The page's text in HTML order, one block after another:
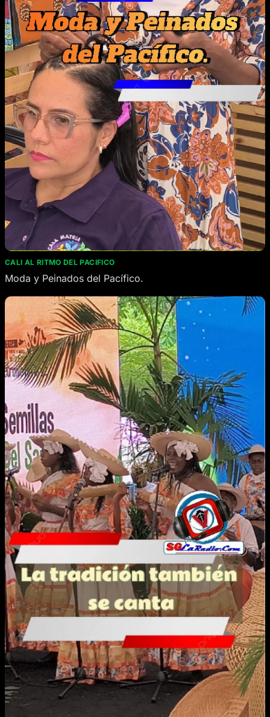
CALI AL RITMO DEL PACIFICO
Moda y Peinados del Pacífico.